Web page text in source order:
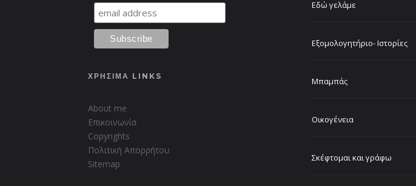
ΧΡΗΣΙΜΑ LINKS
About me
Επικοινωνία
Copyrights
Πολιτική Απορρήτου
Sitemap
Εδώ γελάμε
Εξομολογητήριο- Ιστορίες
Μπαμπάς
Οικογένεια
Σκέφτομαι και γράφω